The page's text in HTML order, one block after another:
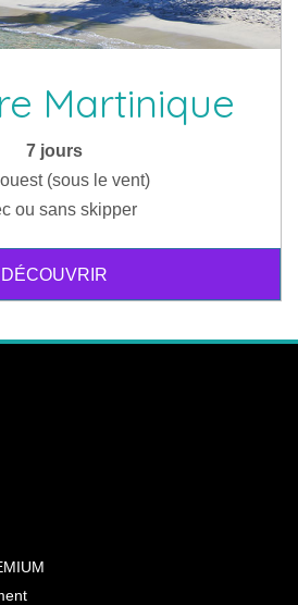
Martinique
7 jours
(sous le vent)
ou sans skipper
DÉCOUVRIR